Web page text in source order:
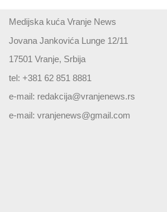
Medijska kuća Vranje News
Jovana Jankovića Lunge 12/11
17501 Vranje, Srbija
tel: +381 62 851 8881
e-mail: redakcija@vranjenews.rs
e-mail: vranjenews@gmail.com